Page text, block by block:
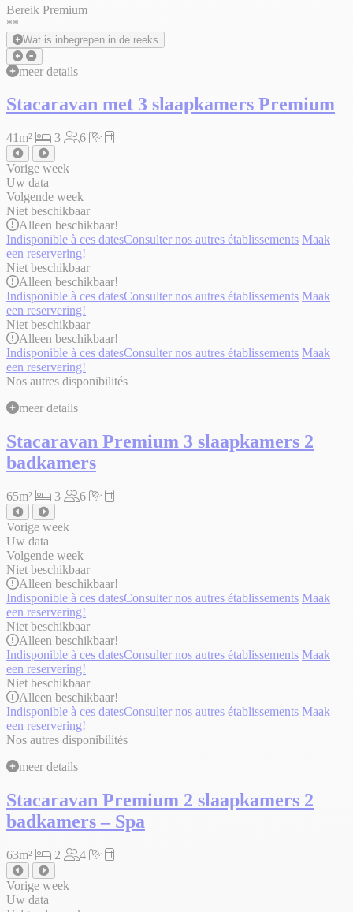
Bereik Premium
**
Wat is inbegrepen in de reeks
meer details
Stacaravan met 3 slaapkamers Premium
41m² 3 6
Vorige week
Uw data
Volgende week
Niet beschikbaar
Alleen beschikbaar!
Indisponible à ces datesConsulter nos autres établissements Maak
een reservering!
Niet beschikbaar
Alleen beschikbaar!
Indisponible à ces datesConsulter nos autres établissements Maak
een reservering!
Niet beschikbaar
Alleen beschikbaar!
Indisponible à ces datesConsulter nos autres établissements Maak
een reservering!
Nos autres disponibilités
meer details
Stacaravan Premium 3 slaapkamers 2
badkamers
65m² 3 6
Vorige week
Uw data
Volgende week
Niet beschikbaar
Alleen beschikbaar!
Indisponible à ces datesConsulter nos autres établissements Maak
een reservering!
Niet beschikbaar
Alleen beschikbaar!
Indisponible à ces datesConsulter nos autres établissements Maak
een reservering!
Niet beschikbaar
Alleen beschikbaar!
Indisponible à ces datesConsulter nos autres établissements Maak
een reservering!
Nos autres disponibilités
meer details
Stacaravan Premium 2 slaapkamers 2
badkamers – Spa
63m² 2 4
Vorige week
Uw data